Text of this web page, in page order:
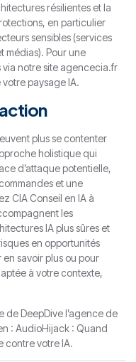
résilientes et la
en particulier
sensibles (services
médias). Pour une
notre site agencecia.fr
paysage IA.
plus se contenter
holistique qui
d’attaque potentielle,
et une
CIA Conseil en IA à
les
IA plus sûres et
en opportunités
savoir plus ou pour
à votre contexte,
de DeepDive l’agence de
: AudioHijack : Quand
contre votre IA.